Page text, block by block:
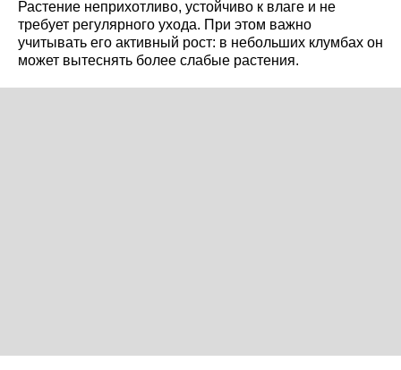
Растение неприхотливо, устойчиво к влаге и не
требует регулярного ухода. При этом важно
учитывать его активный рост: в небольших клумбах он
может вытеснять более слабые растения.